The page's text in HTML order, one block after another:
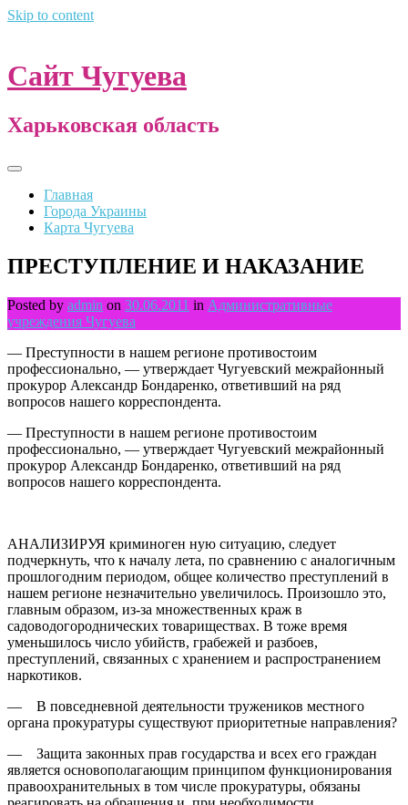
Skip to content
Сайт Чугуева
Харьковская область
Главная
Города Украины
Карта Чугуева
ПРЕСТУПЛЕНИЕ И НАКАЗАНИЕ
Posted by admin on 30.06.2011 in Административные
учреждения Чугуева
— Преступности в нашем регионе противостоим
профессионально, — утверждает Чугуевский межрайонный
прокурор Александр Бондаренко, ответивший на ряд
вопросов нашего корреспондента.
— Преступности в нашем регионе противостоим
профессионально, — утверждает Чугуевский межрайонный
прокурор Александр Бондаренко, ответивший на ряд
вопросов нашего корреспондента.
АНАЛИЗИРУЯ криминоген ную ситуацию, следует
подчеркнуть, что к началу лета, по сравнению с аналогичным
прошлогодним периодом, общее количество преступлений в
нашем регионе незначительно увеличилось. Произошло это,
главным образом, из-за множественных краж в
садоводогороднических товариществах. В тоже время
уменьшилось число убийств, грабежей и разбоев,
преступлений, связанных с хранением и распространением
наркотиков.
— В повседневной деятельности тружеников местного
органа прокуратуры существуют приоритетные направления?
— Защита законных прав государства и всех его граждан
является основополагающим принципом функционирования
правоохранительных в том числе прокуратуры, обязаны